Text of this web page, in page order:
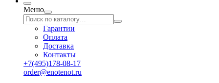
Меню
Гарантии
Оплата
Доставка
Контакты
+7(495)178-08-17
order@enotenot.ru